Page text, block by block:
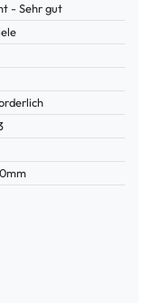
- Sehr gut